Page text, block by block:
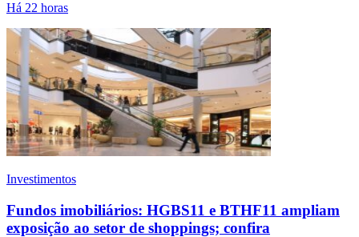
Há 22 horas
Investimentos
Fundos imobiliários: HGBS11 e BTHF11 ampliam
exposição ao setor de shoppings; confira